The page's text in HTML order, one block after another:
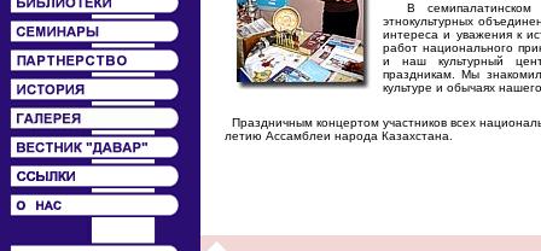
В семипалатинском
этнокультурных
интереса и уважения к
работ национального
и наш культурный
праздникам. Мы
культуре и обычаях
Праздничным концертом участников всех
летию Ассамблеи народа Казахстана.